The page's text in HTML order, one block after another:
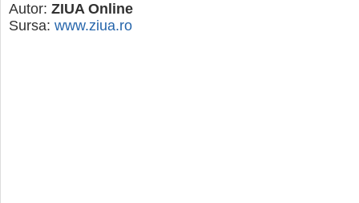
Autor: ZIUA Online
Sursa: www.ziua.ro